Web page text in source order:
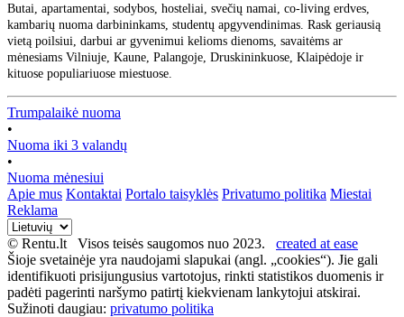
Butai, apartamentai, sodybos, hosteliai, svečių namai, co-living erdves,
kambarių nuoma darbininkams, studentų apgyvendinimas. Rask geriausią
vietą poilsiui, darbui ar gyvenimui kelioms dienoms, savaitėms ar
mėnesiams Vilniuje, Kaune, Palangoje, Druskininkuose, Klaipėdoje ir
kituose populiariuose miestuose.
Trumpalaikė nuoma
•
Nuoma iki 3 valandų
•
Nuoma mėnesiui
Apie mus Kontaktai Portalo taisyklės Privatumo politika Miestai
Reklama
© Rentu.lt Visos teisės saugomos nuo 2023. created at ease
Šioje svetainėje yra naudojami slapukai (angl. „cookies“). Jie gali
identifikuoti prisijungusius vartotojus, rinkti statistikos duomenis ir
padėti pagerinti naršymo patirtį kiekvienam lankytojui atskirai.
Sužinoti daugiau: privatumo politika